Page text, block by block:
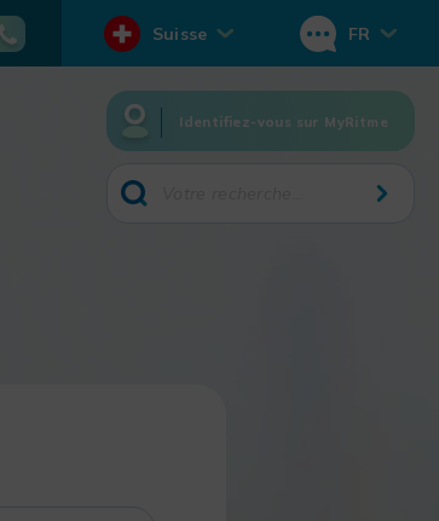
Suisse FR
Identifiez-vous sur MyRitme